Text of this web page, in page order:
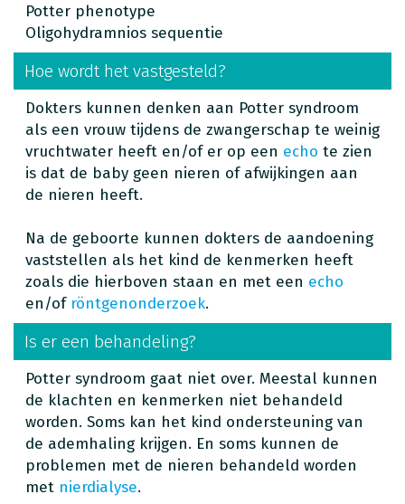
Potter phenotype
Oligohydramnios sequentie
Hoe wordt het vastgesteld?
Dokters kunnen denken aan Potter syndroom
als een vrouw tijdens de zwangerschap te weinig
vruchtwater heeft en/of er op een echo te zien
is dat de baby geen nieren of afwijkingen aan
de nieren heeft.
Na de geboorte kunnen dokters de aandoening
vaststellen als het kind de kenmerken heeft
zoals die hierboven staan en met een echo
en/of röntgenonderzoek.
Is er een behandeling?
Potter syndroom gaat niet over. Meestal kunnen
de klachten en kenmerken niet behandeld
worden. Soms kan het kind ondersteuning van
de ademhaling krijgen. En soms kunnen de
problemen met de nieren behandeld worden
met nierdialyse.